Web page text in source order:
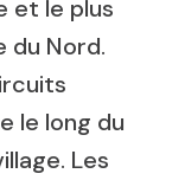
et le plus
du Nord.
le long du
Les